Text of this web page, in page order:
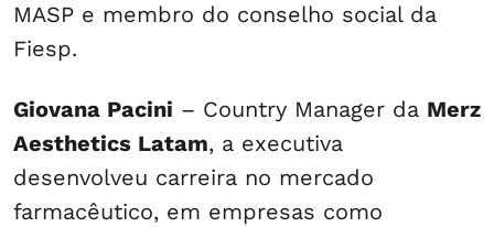
MASP e membro do conselho social da
Fiesp.
Giovana Pacini – Country Manager da Merz
Aesthetics Latam, a executiva
desenvolveu carreira no mercado
farmacêutico, em empresas como